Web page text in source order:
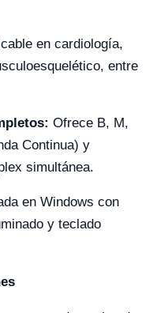
en cardiología,
entre
Ofrece B, M,
Continua) y
simultánea.
en Windows con
y teclado